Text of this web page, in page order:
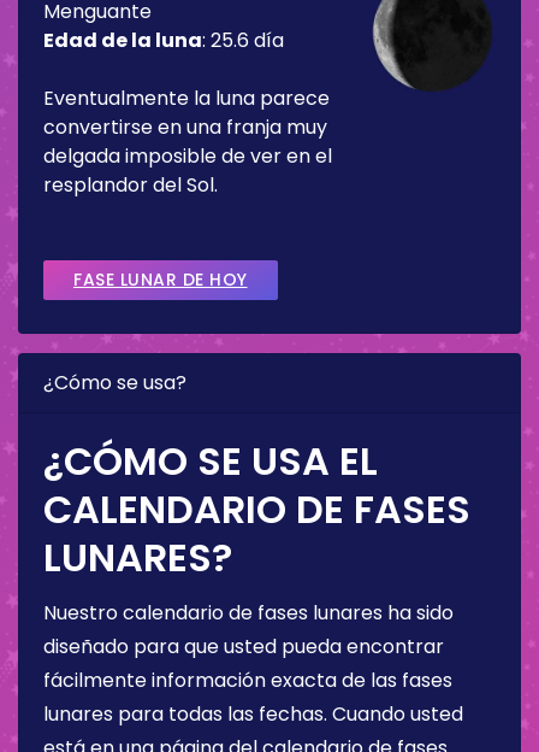
Menguante
Edad de la luna: 25.6 día
Eventualmente la luna parece
convertirse en una franja muy
delgada imposible de ver en el
resplandor del Sol.
FASE LUNAR DE HOY
¿Cómo se usa?
¿CÓMO SE USA EL
CALENDARIO DE FASES
LUNARES?
Nuestro calendario de fases lunares ha sido
diseñado para que usted pueda encontrar
fácilmente información exacta de las fases
lunares para todas las fechas. Cuando usted